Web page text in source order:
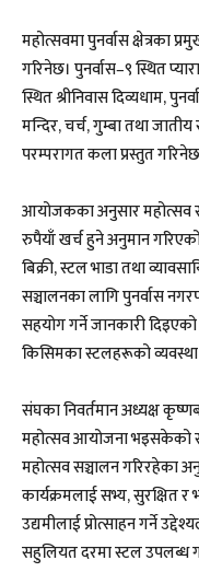
महोत्सवमा पुनर्वास क्षेत्रका
गरिनेछ। पुनर्वास–९ स्थित
स्थित श्रीनिवास दिव्यधाम,
मन्दिर, चर्च, गुम्बा तथा
परम्परागत कला प्रस्तुत
आयोजकका अनुसार महोत्सव
रुपैयाँ खर्च हुने अनुमान
बिक्री, स्टल भाडा तथा
सञ्चालनका लागि पुनर्वास
सहयोग गर्ने जानकारी
किसिमका स्टलहरूको
संघका निवर्तमान अध्यक्ष
महोत्सव आयोजना भइसकेको
महोत्सव सञ्चालन गरिरहेका
कार्यक्रमलाई सभ्य, सुरक्षित
उद्यमीलाई प्रोत्साहन गर्ने
सहुलियत दरमा स्टल उपलब्ध